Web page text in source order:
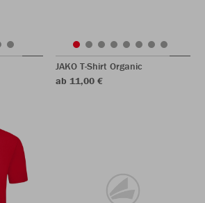
JAKO T-Shirt Organic
ab 11,00 €